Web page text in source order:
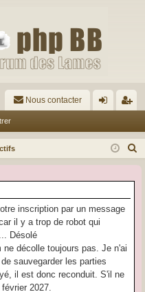
Nous contacter
ne
on
nr
ist
inscription par un message
il y a trop de robot qui
Désolé
ne décolle toujours pas. Je n'ai
sauvegarder les parties
il est donc reconduit. S'il ne
2027.